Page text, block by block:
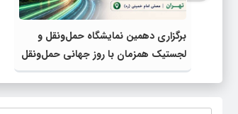
برگزاری دهمین نمایشگاه حمل‌ونقل و
لجستیک همزمان با روز جهانی حمل‌ونقل
پایدار سازمان ملل متحد